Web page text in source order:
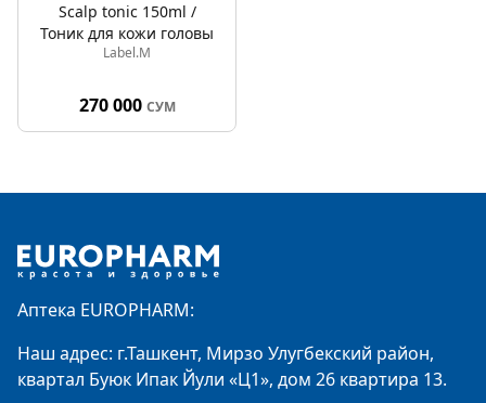
Scalp tonic 150ml /
Тоник для кожи головы
Label.M
270 000 СУМ
Аптека EUROPHARM:
Наш адрес: г.Ташкент, Мирзо Улугбекский район,
квартал Буюк Ипак Йули «Ц1», дом 26 квартира 13.